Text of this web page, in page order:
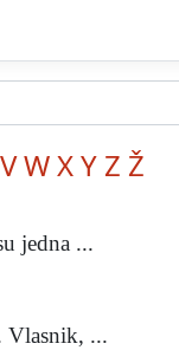
VWXY Z Ž
jedna ...
Vlasnik, ...